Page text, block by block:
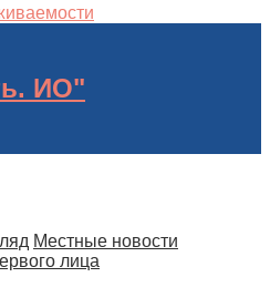
Местные новости
лица